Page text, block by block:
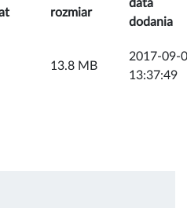
rozmiar
data
dodania
13.8 MB
2017-09-
13:37:49